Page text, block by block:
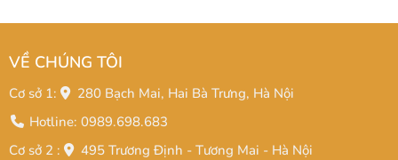
VỀ CHÚNG TÔI
Cơ sở 1:
280 Bạch Mai, Hai Bà Trưng, Hà Nội
Hotline: 0989.698.683
Cơ sở 2 :
495 Trương Định - Tương Mai - Hà Nội